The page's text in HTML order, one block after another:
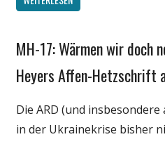
Gesellschaft
Medien
Politik
Satire
MH-17: Wärmen wir doch
Heyers Affen-Hetzschrift
Die ARD (und insbesondere
in der Ukrainekrise bisher